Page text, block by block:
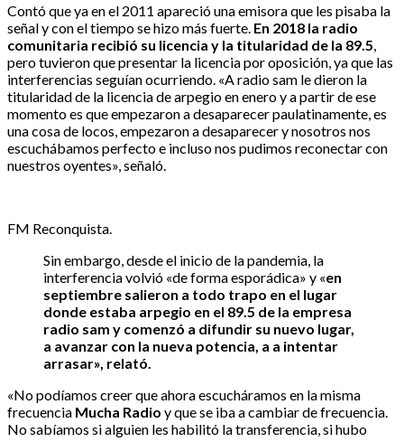
Contó que ya en el 2011 apareció una emisora que les pisaba la
señal y con el tiempo se hizo más fuerte. En 2018 la radio
comunitaria recibió su licencia y la titularidad de la 89.5
pero tuvieron que presentar la licencia por oposición, ya que las
interferencias seguían ocurriendo. «A radio sam le dieron la
titularidad de la licencia de arpegio en enero y a partir de ese
momento es que empezaron a desaparecer paulatinamente, es
una cosa de locos, empezaron a desaparecer y nosotros nos
escuchábamos perfecto e incluso nos pudimos reconectar con
nuestros oyentes», señaló.
FM Reconquista.
Sin embargo, desde el inicio de la pandemia, la
interferencia volvió «de forma esporádica» y «en
septiembre salieron a todo trapo en el lugar
donde estaba arpegio en el 89.5 de la empresa
radio sam y comenzó a difundir su nuevo lugar,
a avanzar con la nueva potencia, a a intentar
arrasar», relató.
«No podíamos creer que ahora escucháramos en la misma
frecuencia Mucha Radio y que se iba a cambiar de frecuencia.
No sabíamos si alguien les habilitó la transferencia, si hubo